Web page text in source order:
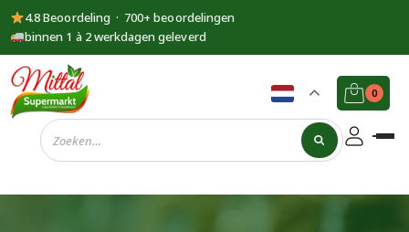
4.8 Beoordeling · 700+ beoordelingen
binnen 1 à 2 werkdagen geleverd
Supermarkt
Mittal
0